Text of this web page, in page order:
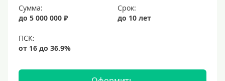
Сумма:
до 5 000 000 ₽
Срок:
до 10 лет